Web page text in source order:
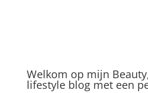
Welkom op mijn
lifestyle blog met een